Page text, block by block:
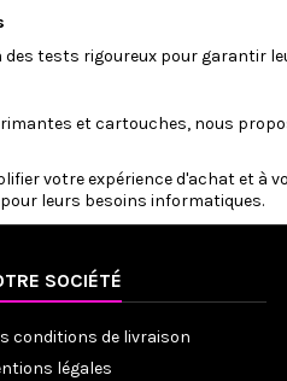
tests rigoureux pour garantir
et cartouches, nous
votre expérience d'achat et à
leurs besoins informatiques.
SOCIÉTÉ
conditions de livraison
légales